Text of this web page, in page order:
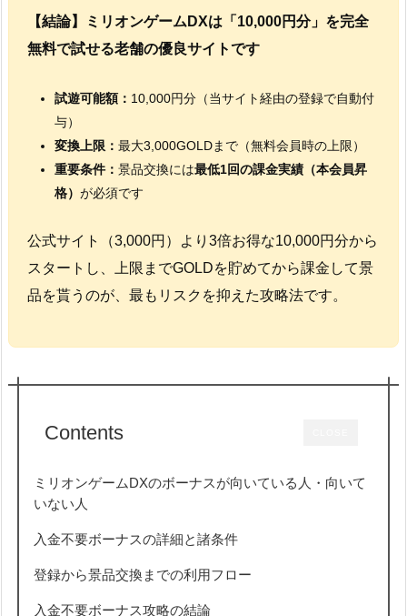
【結論】ミリオンゲームDXは「10,000円分」を完全
無料で試せる老舗の優良サイトです
試遊可能額： 10,000円分（当サイト経由の登録で自動付
与）
変換上限： 最大3,000GOLDまで（無料会員時の上限）
重要条件： 景品交換には最低1回の課金実績（本会員昇
格） が必須です
公式サイト（3,000円）より3倍お得な10,000円分から
スタートし、上限までGOLDを貯めてから課金して景
品を貰うのが、最もリスクを抑えた攻略法です。
Contents
ミリオンゲームDXのボーナスが向いている人・向いて
いない人
入金不要ボーナスの詳細と諸条件
登録から景品交換までの利用フロー
入金不要ボーナス攻略の結論